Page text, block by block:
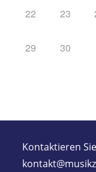
22 23
29 30
Kontaktieren